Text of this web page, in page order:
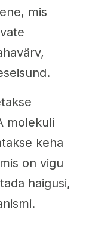
mis
molekuli
keha
on vigu
haigusi,